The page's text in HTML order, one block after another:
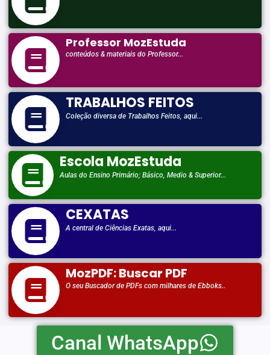
Professor MozEstuda
conteúdos & materiais do Professor...
TRABALHOS FEITOS
Coleção diversa de Trabalhos Feitos, aqui...
Escola MozEstuda
Aulas do Ensino Primário; Básico, Medio & Superior...
CEXATAS
A central de Ciências Exatas, aqui...
MozPDF: Buscar PDF
O seu Buscador de PDFs com milhares de Ebboks..
Canal WhatsApp